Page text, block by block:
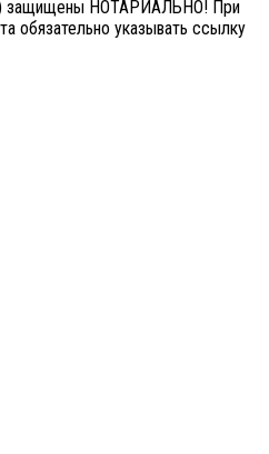
защищены НОТАРИАЛЬНО! При
обязательно указывать ссылку